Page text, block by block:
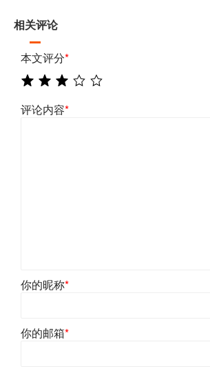
相关评论
本文评分*
评论内容*
你的昵称*
你的邮箱*